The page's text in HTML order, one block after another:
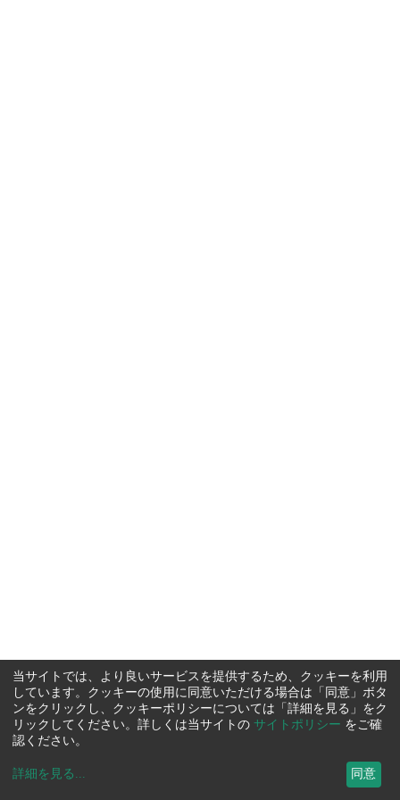
当サイトでは、より良いサービスを提供するため、クッキーを利用
しています。クッキーの使用に同意いただける場合は「同意」ボタ
ンをクリックし、クッキーポリシーについては「詳細を見る」をク
リックしてください。詳しくは当サイトの サイトポリシー をご確
認ください。
詳細を見る ... 同意